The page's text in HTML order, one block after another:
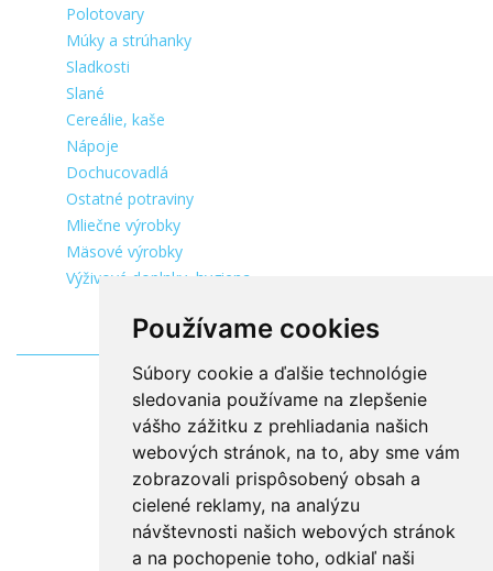
Používame cookies
Súbory cookie a ďalšie technológie
sledovania používame na zlepšenie
vášho zážitku z prehliadania našich
webových stránok, na to, aby sme vám
zobrazovali prispôsobený obsah a
cielené reklamy, na analýzu
návštevnosti našich webových stránok
a na pochopenie toho, odkiaľ naši
Polotovary
Múky a strúhanky
Sladkosti
Slané
Cereálie, kaše
Nápoje
Dochucovadlá
Ostatné potraviny
Mliečne výrobky
Mäsové výrobky
Výživové doplnky, hygiena